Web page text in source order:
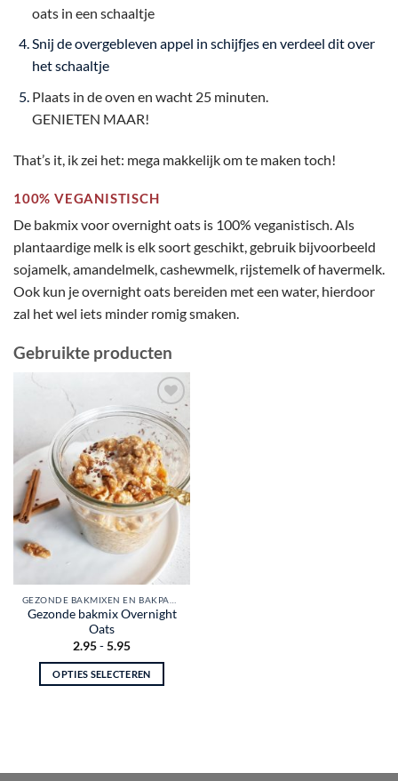
oats in een schaaltje
Snij de overgebleven appel in schijfjes en verdeel dit over
het schaaltje
Plaats in de oven en wacht 25 minuten.
GENIETEN MAAR!
That’s it, ik zei het: mega makkelijk om te maken toch!
100% VEGANISTISCH
De bakmix voor overnight oats is 100% veganistisch. Als
plantaardige melk is elk soort geschikt, gebruik bijvoorbeeld
sojamelk, amandelmelk, cashewmelk, rijstemelk of havermelk.
Ook kun je overnight oats bereiden met een water, hierdoor
zal het wel iets minder romig smaken.
Gebruikte producten
Toevoegen
aan
wenslijst
Gezonde bakmix Overnight
Oats
2.95-5.95Prijsklasse:
tot
€5.95
OPTIES SELECTEREN